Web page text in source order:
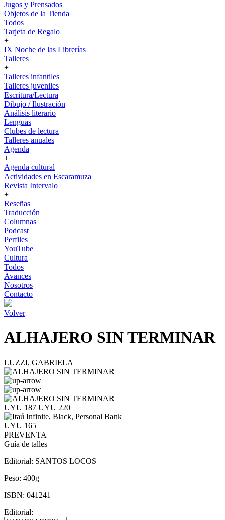
Jugos y Prensados
Objetos de la Tienda
Todos
Tarjeta de Regalo
+
IX Noche de las Librerías
Talleres
+
Talleres infantiles
Talleres juveniles
Escritura/Lectura
Dibujo / Ilustración
Análisis literario
Lenguas
Clubes de lectura
Talleres anuales
Agenda
+
Agenda cultural
Actividades en Escaramuza
Revista Intervalo
+
Reseñas
Traducción
Columnas
Podcast
Perfiles
YouTube
Cultura
Todos
Avances
Nosotros
Contacto
Volver
ALHAJERO SIN TERMINAR
LUZZI, GABRIELA
UYU 187 UYU 220
UYU 165
PREVENTA
Guía de talles
Editorial: SANTOS LOCOS
Peso: 400g
ISBN: 041241
Editorial: